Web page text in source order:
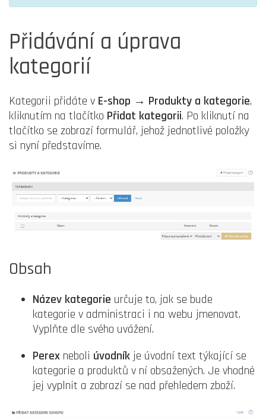
Přidávání a úprava
kategorií
Kategorii přidáte v E-shop → Produkty a kategorie,
kliknutím na tlačítko Přidat kategorii. Po kliknutí na
tlačítko se zobrazí formulář, jehož jednotlivé položky
si nyní představíme.
Obsah
Název kategorie určuje to, jak se bude
kategorie v administraci i na webu jmenovat.
Vyplňte dle svého uvážení.
Perex neboli úvodník je úvodní text týkající se
kategorie a produktů v ní obsažených. Je vhodné
jej vyplnit a zobrazí se nad přehledem zboží.